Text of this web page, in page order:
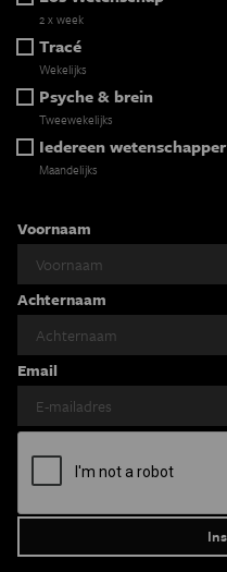
2 x week
Tracé
Wekelijks
Psyche & brein
Tweewekelijks
Iedereen wetenschapper
Maandelijks
Voornaam
Achternaam
Email